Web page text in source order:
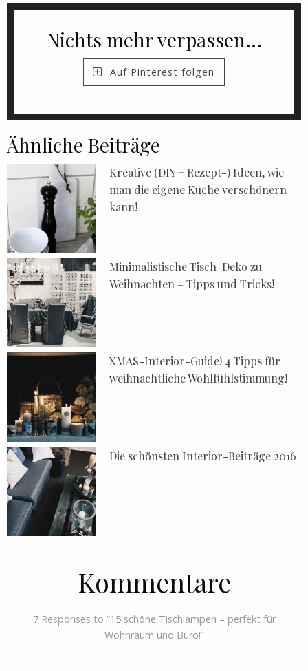
Nichts mehr verpassen...
Auf Pinterest folgen
Ähnliche Beiträge
Kreative (DIY + Rezept-) Ideen, wie
man die eigene Küche verschönern
kann!
Minimalistische Tisch-Deko zu
Weihnachten – Tipps und Tricks!
XMAS-Interior-Guide! 4 Tipps für
weihnachtliche Wohlfühlstimmung!
Die schönsten Interior-Beiträge 2016
Kommentare
7 Responses to “15 schöne Tischlampen – perfekt für
Wohnraum und Büro!”